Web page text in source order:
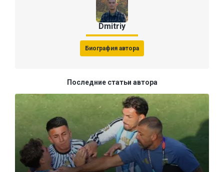
Dmitriy
Биография автора
Последние статьи автора